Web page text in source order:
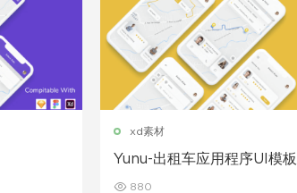
xd素材
Yunu-出租车应用程序UI模
880